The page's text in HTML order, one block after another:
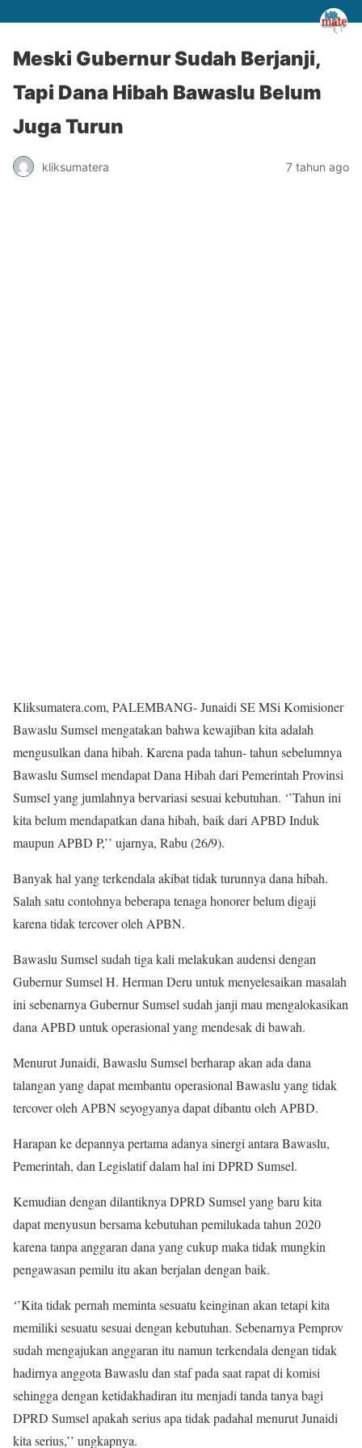
Meski Gubernur Sudah Berjanji,
Tapi Dana Hibah Bawaslu Belum
Juga Turun
kliksumatera 7 tahun ago
Kliksumatera.com, PALEMBANG- Junaidi SE MSi Komisioner
Bawaslu Sumsel mengatakan bahwa kewajiban kita adalah
mengusulkan dana hibah. Karena pada tahun- tahun sebelumnya
Bawaslu Sumsel mendapat Dana Hibah dari Pemerintah Provinsi
Sumsel yang jumlahnya bervariasi sesuai kebutuhan. ‘’Tahun ini
kita belum mendapatkan dana hibah, baik dari APBD Induk
maupun APBD P,’’ ujarnya, Rabu (26/9).
Banyak hal yang terkendala akibat tidak turunnya dana hibah.
Salah satu contohnya beberapa tenaga honorer belum digaji
karena tidak tercover oleh APBN.
Bawaslu Sumsel sudah tiga kali melakukan audensi dengan
Gubernur Sumsel H. Herman Deru untuk menyelesaikan masalah
ini sebenarnya Gubernur Sumsel sudah janji mau mengalokasikan
dana APBD untuk operasional yang mendesak di bawah.
Menurut Junaidi, Bawaslu Sumsel berharap akan ada dana
talangan yang dapat membantu operasional Bawaslu yang tidak
tercover oleh APBN seyogyanya dapat dibantu oleh APBD.
Harapan ke depannya pertama adanya sinergi antara Bawaslu,
Pemerintah, dan Legislatif dalam hal ini DPRD Sumsel.
Kemudian dengan dilantiknya DPRD Sumsel yang baru kita
dapat menyusun bersama kebutuhan pemilukada tahun 2020
karena tanpa anggaran dana yang cukup maka tidak mungkin
pengawasan pemilu itu akan berjalan dengan baik.
‘’Kita tidak pernah meminta sesuatu keinginan akan tetapi kita
memiliki sesuatu sesuai dengan kebutuhan. Sebenarnya Pemprov
sudah mengajukan anggaran itu namun terkendala dengan tidak
hadirnya anggota Bawaslu dan staf pada saat rapat di komisi
sehingga dengan ketidakhadiran itu menjadi tanda tanya bagi
DPRD Sumsel apakah serius apa tidak padahal menurut Junaidi
kita serius,’’ ungkapnya.